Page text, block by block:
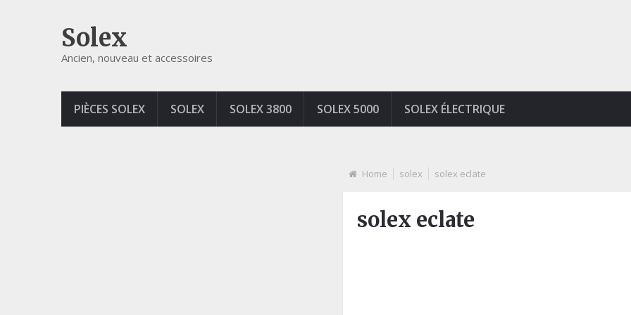
Solex
Ancien, nouveau et accessoires
PIÈCES SOLEX SOLEX SOLEX 3800 SOLEX 5000 SOLEX ÉLECTRIQUE
Home solex solex eclate
solex eclate